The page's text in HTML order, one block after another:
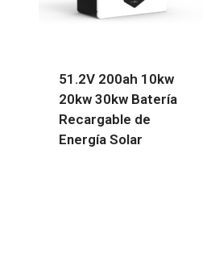
51.2V 200ah 10kw
20kw 30kw Batería
Recargable de
Energía Solar